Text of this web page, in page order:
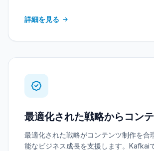
詳細を見る
最適化された戦略からコン
最適化された戦略がコンテンツ制作を合
能なビジネス成長を支援します。Kafkai